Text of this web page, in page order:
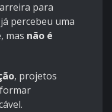
para
percebeu uma
mas não é
, projetos